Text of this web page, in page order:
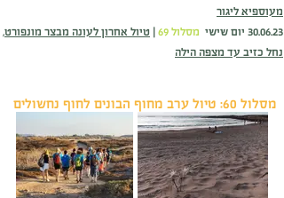
מעוספיא ליגור
30.06.23 יום שישי
מסלול 69 | טיול אחרון לעונה מבצר מונפורט,
נחל כזיב עד מצפה הילה
מסלול 60: טיול ערב מחוף הב ונים לחוף נחשולים